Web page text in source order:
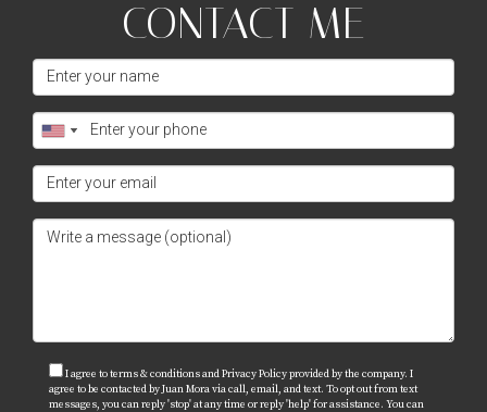
CONTACT ME
I agree to terms & conditions and Privacy Policy provided by the company. I
agree to be contacted by Juan Mora via call, email, and text. To opt out from text
messages, you can reply 'stop' at any time or reply 'help' for assistance. You can